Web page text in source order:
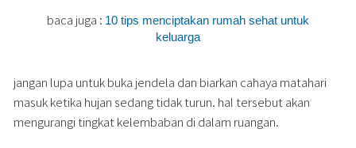
baca juga : 10 tips menciptakan rumah sehat untuk
keluarga
jangan lupa untuk buka jendela dan biarkan cahaya matahari
masuk ketika hujan sedang tidak turun. hal tersebut akan
mengurangi tingkat kelembaban di dalam ruangan.